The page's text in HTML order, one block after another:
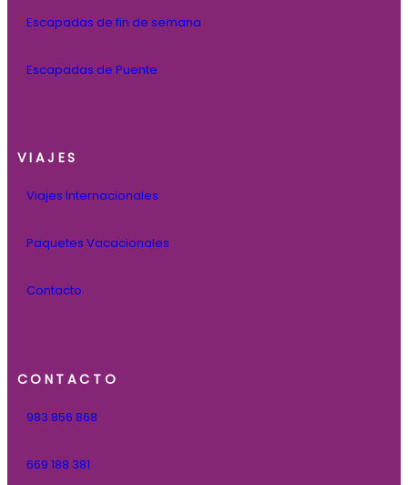
Escapadas de fin de semana
Escapadas de Puente
VIAJES
Viajes Internacionales
Paquetes Vacacionales
Contacto
CONTACTO
983 856 868
669 188 381